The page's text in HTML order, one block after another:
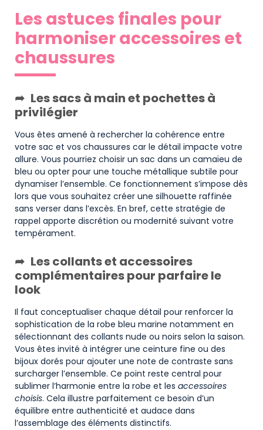
Les astuces finales pour
harmoniser accessoires et
chaussures
Les sacs à main et pochettes à
privilégier
Vous êtes amené à rechercher la cohérence entre
votre sac et vos chaussures car le détail impacte votre
allure. Vous pourriez choisir un sac dans un camaïeu de
bleu ou opter pour une touche métallique subtile pour
dynamiser l’ensemble. Ce fonctionnement s’impose dès
lors que vous souhaitez créer une silhouette raffinée
sans verser dans l’excès. En bref, cette stratégie de
rappel apporte discrétion ou modernité suivant votre
tempérament.
Les collants et accessoires
complémentaires pour parfaire le
look
Il faut conceptualiser chaque détail pour renforcer la
sophistication de la robe bleu marine notamment en
sélectionnant des collants nude ou noirs selon la saison.
Vous êtes invité à intégrer une ceinture fine ou des
bijoux dorés pour ajouter une note de contraste sans
surcharger l’ensemble. Ce point reste central pour
sublimer l’harmonie entre la robe et les accessoires
choisis. Cela illustre parfaitement ce besoin d’un
équilibre entre authenticité et audace dans
l’assemblage des éléments distinctifs.